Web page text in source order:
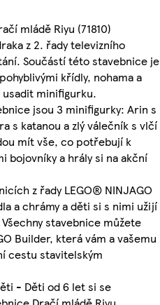
mládě Riyu (71810)
z 2. řady televizního
Součástí této stavebnice je
křídly, nohama a
minifigurku.
jsou 3 minifigurky: Arin s
s katanou a zlý válečník s vlčí
mít vše, co potřebují k
bojovníky a hrály si na akční
z řady LEGO® NINJAGO
a chrámy a děti si s nimi užijí
stavebnice můžete
Builder, která vám a vašemu
cestu stavitelským
- Děti od 6 let si se